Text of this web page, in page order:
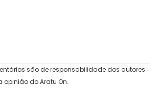
são de responsabilidade dos autores
opinião do Aratu On.